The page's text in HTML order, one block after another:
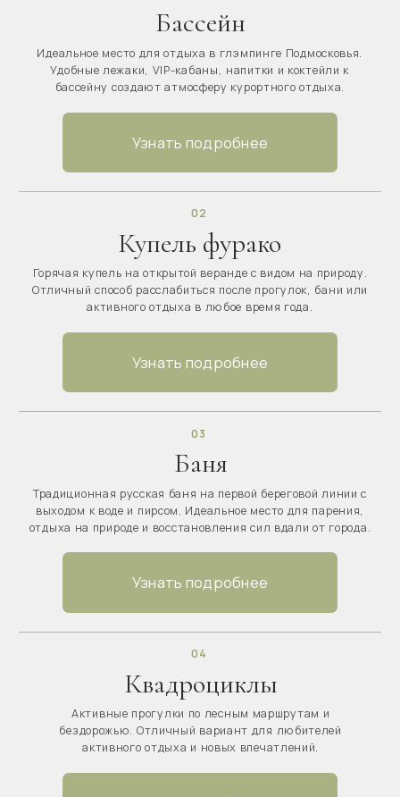
Уютное пространство с коктейлями, вином и напитками, где
можно провести вечер, встретиться с друзьями или
Узнать подробнее
Парк
09
Зелёная территория с лавочками, зонами отдыха и
общения и наслаждения природой.
Узнать подробнее
Прогулочная зона
Живописные дорожки для прогулок вдоль реки и по
Узнать подробнее
Room service
Доставка еды, завтраков, напитков и блюд из ресторана
прямо в дом. Комфортный отдых в глэмпинге без
необходимости выходить из номера.
Узнать подробнее
необходимым для приготовления шашлыка и отдыха на
Узнать подробнее
Прогулки на лошадях